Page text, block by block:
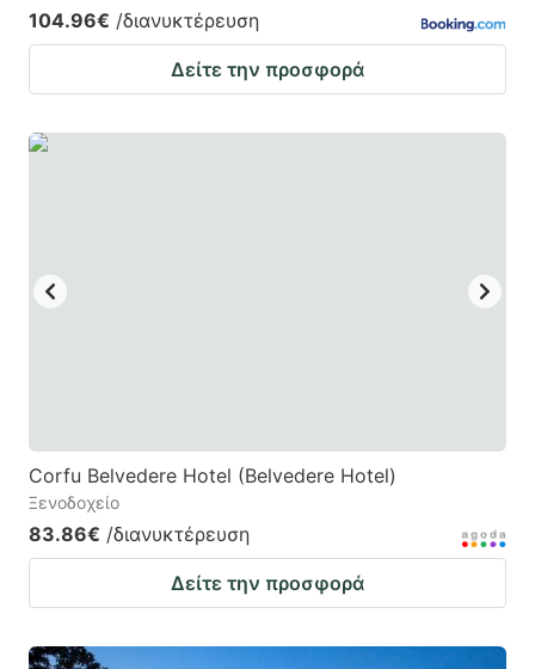
104.96€ /διανυκτέρευση
Δείτε την προσφορά
Corfu Belvedere Hotel (Belvedere Hotel)
Ξενοδοχείο
83.86€ /διανυκτέρευση
Δείτε την προσφορά